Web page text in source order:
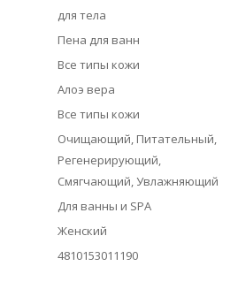
для тела
Пена для ванн
Все типы кожи
Алоэ вера
Все типы кожи
Очищающий, Питательный,
Регенерирующий,
Смягчающий, Увлажняющий
Для ванны и SPA
Женский
4810153011190